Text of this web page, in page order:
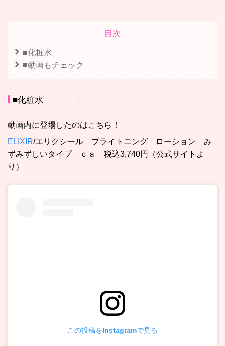
目次
■化粧水
■動画もチェック
■化粧水
動画内に登場したのはこちら！
ELIXIR/エリクシール ブライトニング ローション み
ずみずしいタイプ ｃａ 税込3,740円（公式サイトよ
り）
この投稿をInstagramで見る